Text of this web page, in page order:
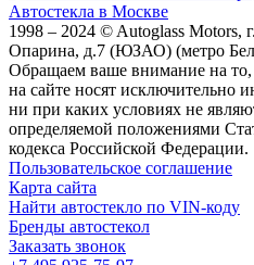
Автостекла в Москве
1998 – 2024 © Autoglass Motors,
Опарина, д.7 (ЮЗАО) (метро
Обращаем ваше внимание на
на сайте носят исключительно
ни при каких условиях не
определяемой положениями
кодекса Российской Федерации.
Пользовательское соглашение
Карта сайта
Найти автостекло по VIN-коду
Бренды автостекол
Заказать звонок